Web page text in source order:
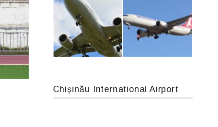
MC-130, 15731
Chișinău International Airport